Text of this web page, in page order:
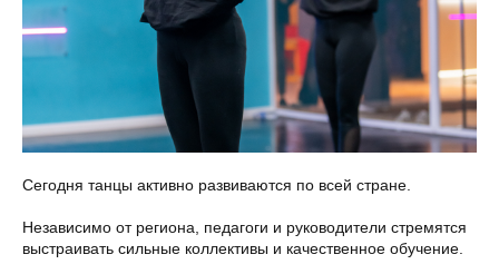
Сегодня танцы активно развиваются по всей стране.
Независимо от региона, педагоги и руководители стремятся
выстраивать сильные коллективы и качественное обучение.